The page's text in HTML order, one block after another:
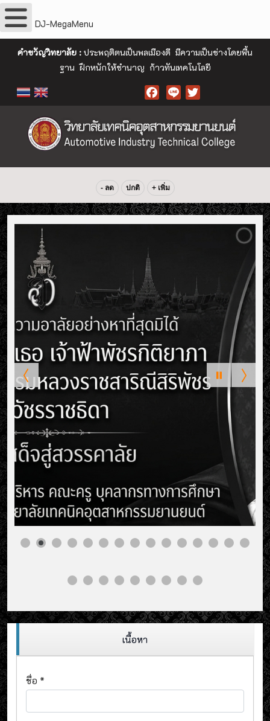
DJ-MegaMenu
คำขวัญวิทยาลัย : ประพฤติตนเป็นพลเมืองดี มีความเป็นช่างโดยพื้น
ฐาน ฝึกหนักให้ชำนาญ ก้าวทันเทคโนโลยี
- ลด ปกติ + เพิ่ม
เนื้อหา
ชื่อ *